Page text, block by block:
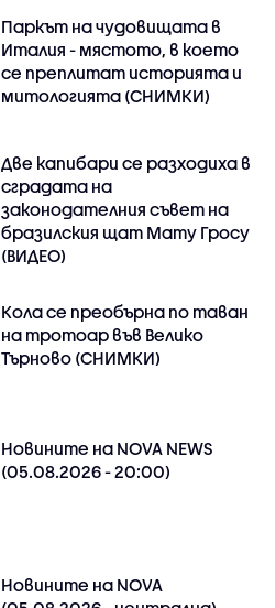
Паркът на чудовищата в
Италия - мястото, в което
се преплитат историята и
митологията (СНИМКИ)
Две капибари се разходиха в
сградата на
законодателния съвет на
бразилския щат Мату Гросу
(ВИДЕО)
Кола се преобърна по таван
на тротоар във Велико
Търново (СНИМКИ)
Новините на NOVA NEWS
(05.08.2026 - 20:00)
Новините на NOVA